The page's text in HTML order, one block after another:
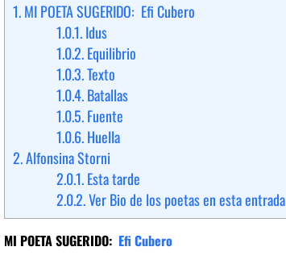
1.MI POETA SUGERIDO: Efi Cubero
1.0.1.Idus
1.0.2.Equilibrio
1.0.3.Texto
1.0.4.Batallas
1.0.5.Fuente
1.0.6.Huella
2.Alfonsina Storni
2.0.1.Esta tarde
2.0.2.Ver Bio de los poetas en esta entrada
MI POETA SUGERIDO: Efi Cubero